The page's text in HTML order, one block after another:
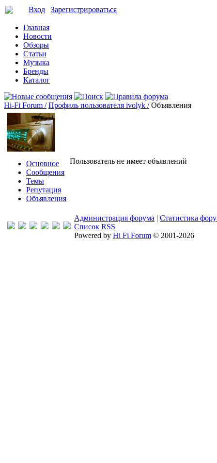
Вход Зарегистрироваться
Главная
Новости
Обзоры
Статьи
Музыка
Бренды
Каталог
Hi-Fi Forum / Профиль пользователя ivolyk / Объявления
Основное
Сообщения
Темы
Репутация
Объявления
Пользователь не имеет объявлений
Администрация форума | Статистика
Список RSS
Powered by Hi Fi Forum © 2001-2026